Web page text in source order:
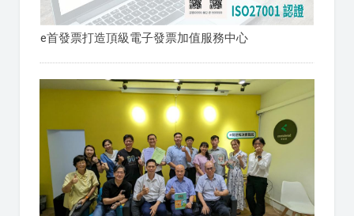
e首發票打造頂級電子發票加值服務中心